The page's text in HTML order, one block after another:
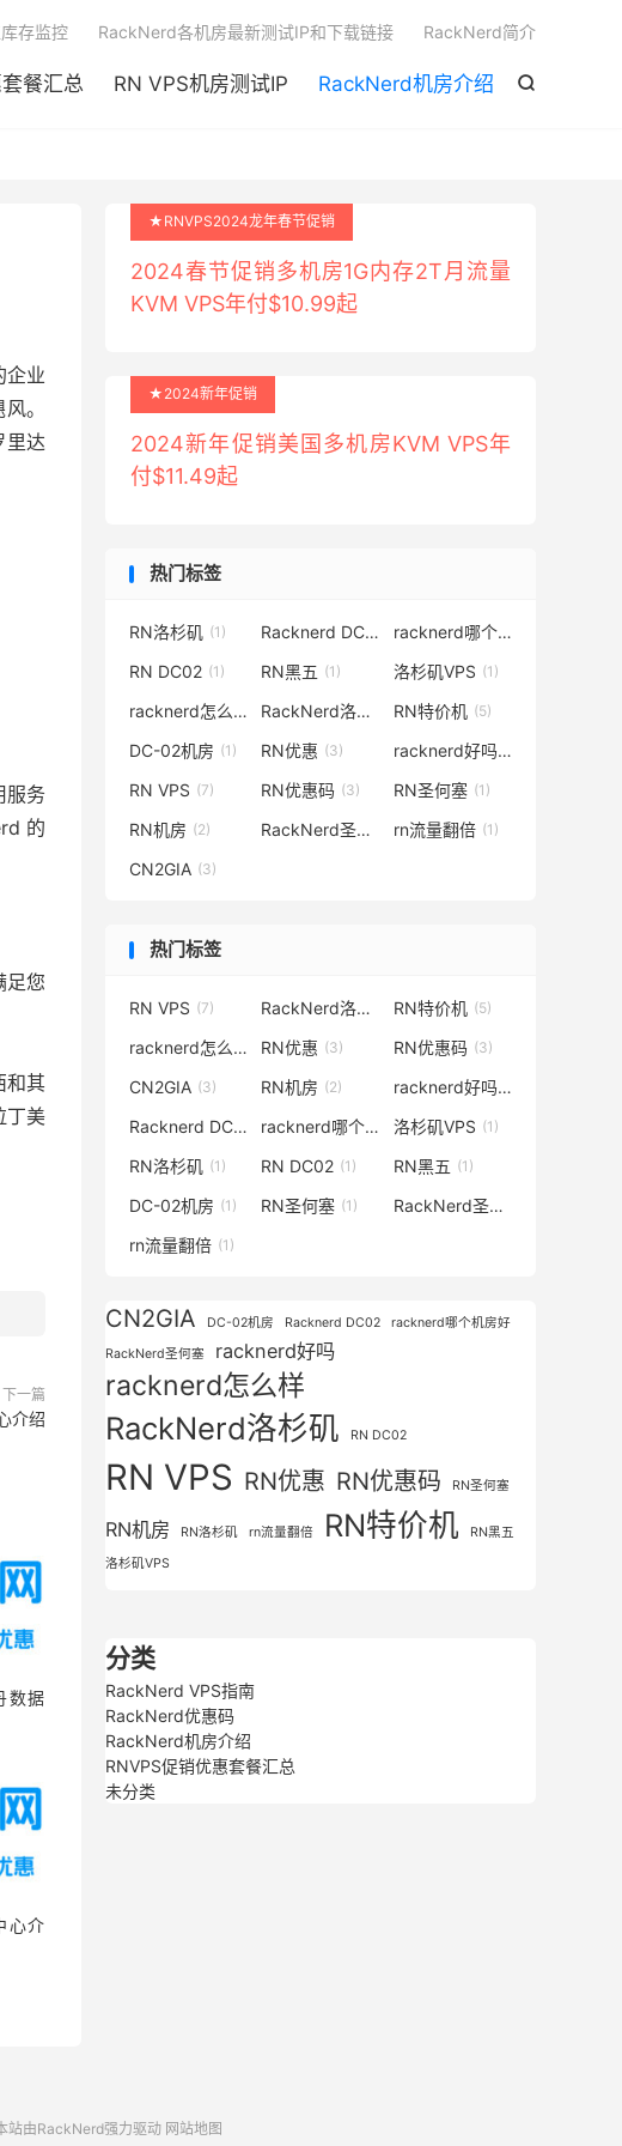

餐汇总 RN VPS机房测试IP RackNerd机房介绍
存监控 RackNerd各机房最新测试IP和下载链接 RackNerd简介
企业
。
里达
服务
的
足您
和其
丁美
下一篇
介绍
数据
心介
★RNVPS2024龙年春节促销
2024春节促销多机房1G内存2T月流量
KVM VPS年付$10.99起
★2024新年促销
2024新年促销美国多机房KVM VPS年
付$11.49起
热门标签
RN洛杉矶 (1) Racknerd DC02 (1) racknerd哪个机房好
RN DC02 (1) RN黑五 (1) 洛杉矶VPS (1)
racknerd怎么样 (4) RackNerd洛杉矶 (5)
RN特价机 (5)
DC-02机房 (1) RN优惠 (3) racknerd好吗
(2)
RN VPS (7) RN优惠码 (3) RN圣何塞 (1)
RN机房 (2) RackNerd圣何塞 (1)
rn流量翻倍 (1)
CN2GIA (3)
热门标签
RN VPS (7) RackNerd洛杉矶 (5)
RN特价机 (5)
racknerd怎么样 (4)
RN优惠 (3) RN优惠码 (3)
CN2GIA (3) RN机房 (2) racknerd好吗
(2)
Racknerd DC02 (1) racknerd哪个机房好 (1)
洛杉矶VPS (1)
RN洛杉矶 (1) RN DC02 (1) RN黑五 (1)
DC-02机房 (1) RN圣何塞 (1) RackNerd圣何塞
rn流量翻倍 (1)
CN2GIA DC-02机房 Racknerd DC02
racknerd哪个机房好
RackNerd圣何塞
racknerd好吗
racknerd怎么样
RackNerd洛杉矶 RN DC02
RN VPS RN优惠 RN优惠码 RN圣何塞
RN机房 RN洛杉矶 rn流量翻倍 RN特价机
RN黑五
洛杉矶VPS
分类
RackNerd VPS指南
RackNerd优惠码
RackNerd机房介绍
RNVPS促销优惠套餐汇总
未分类
站由RackNerd强力驱动 网站地图